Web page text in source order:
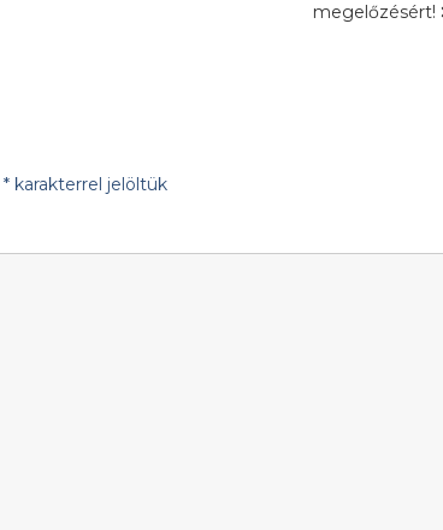
megelőzésért!
* karakterrel jelöltük